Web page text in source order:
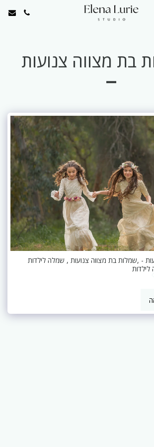
בת מצווה צנועות
- ,שמלות בת מצווה צנועות , שמלה לילדות